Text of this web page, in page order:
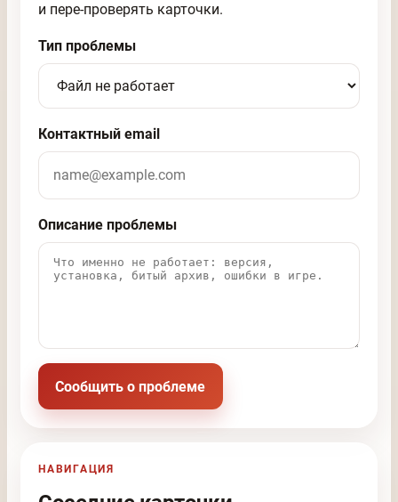
и пере-проверять карточки.
Тип проблемы
Контактный email
Описание проблемы
Сообщить о проблеме
НАВИГАЦИЯ